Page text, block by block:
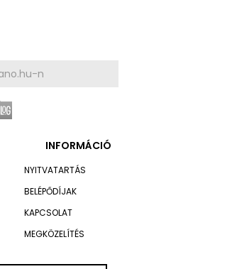
INFORMÁCIÓ
NYITVATARTÁS
BELÉPŐDÍJAK
KAPCSOLAT
MEGKÖZELÍTÉS